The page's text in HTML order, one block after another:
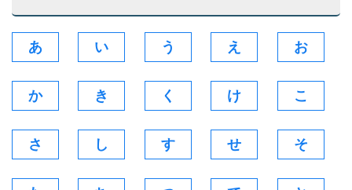
あ い う え お
か き く け こ
さ し す せ そ